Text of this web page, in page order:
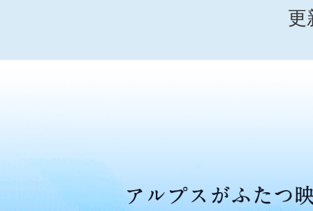
更
ア